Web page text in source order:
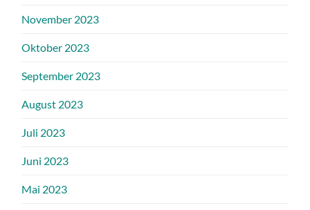
November 2023
Oktober 2023
September 2023
August 2023
Juli 2023
Juni 2023
Mai 2023